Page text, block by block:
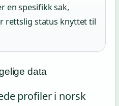
en spesifikk sak,
rettslig status knyttet til
data
profiler i norsk